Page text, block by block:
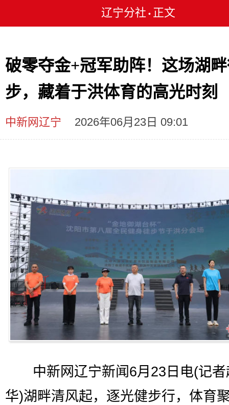
辽宁分社 • 正文
破零夺金+冠军助阵！这场湖
步，藏着于洪体育的高光时刻
中新网辽宁 2026年06月23日 09:01
中新网辽宁新闻6月23日电(记者
华)湖畔清风起，逐光健步行，体育